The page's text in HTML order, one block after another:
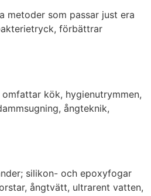
metoder som passar just era
förbättrar
kök, hygienutrymmen,
ångteknik,
silikon- och epoxyfogar
ångtvätt, ultrarent vatten,